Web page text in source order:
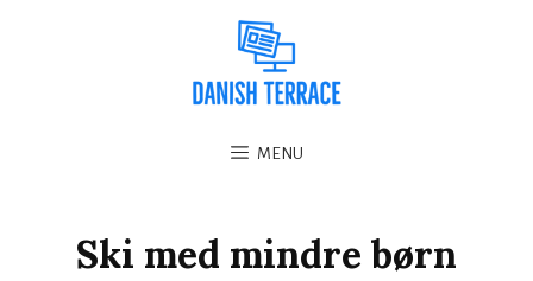
MENU
Ski med mindre børn